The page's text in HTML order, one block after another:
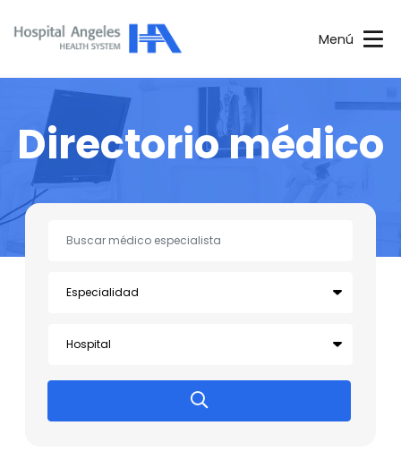
Menú
Directorio médico